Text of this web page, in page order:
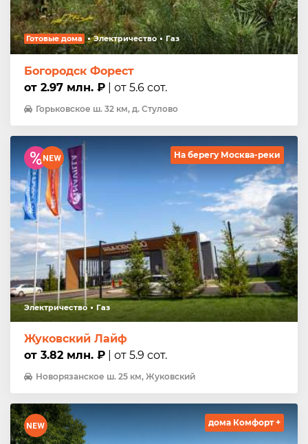
Готовые дома Электричество Газ
Богородск Форест
от 2.97 млн. ₽ | от 5.6 сот.
Горьковское ш. 32 км, д. Стулово
На берегу Москва-реки
Электричество Газ
Жуковский Лайф
от 3.82 млн. ₽ | от 5.9 сот.
Новорязанское ш. 25 км, Жуковский
дома Комфорт +